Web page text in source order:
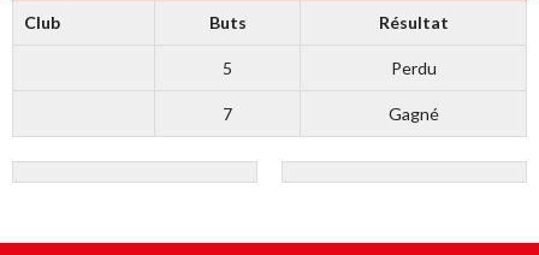
Club Buts Résultat
5 Perdu
7 Gagné